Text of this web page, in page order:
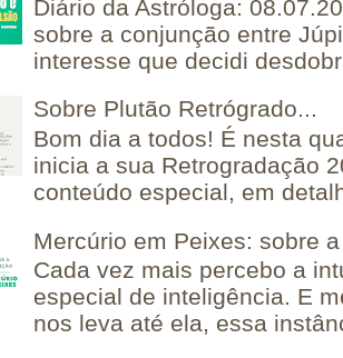
Diário da Astróloga:
sobre a conjunção entre
interesse que decidi
Sobre Plutão Retrógrado...
Bom dia a todos! É nesta
inicia a sua Retrogradação
conteúdo especial, em
Mercúrio em Peixes: sobre
Cada vez mais percebo a
especial de inteligência. E
nos leva até ela, essa